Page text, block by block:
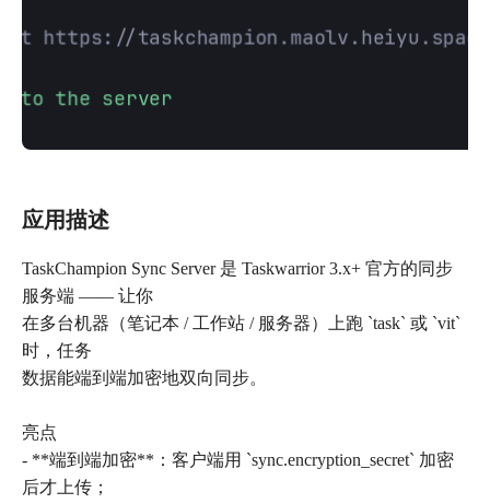
应用描述
TaskChampion Sync Server 是 Taskwarrior 3.x+ 官方的同步
服务端 —— 让你
在多台机器（笔记本 / 工作站 / 服务器）上跑 `task` 或 `vit`
时，任务
数据能端到端加密地双向同步。
亮点
- **端到端加密**：客户端用 `sync.encryption_secret` 加密
后才上传；